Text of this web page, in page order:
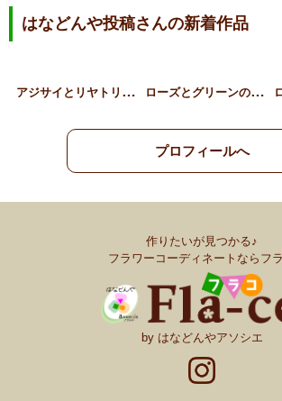
はなどんや投稿さんの新着作品
ア
ジサイとリヤトリス、草花… ロ
ーズとグリーンのギフトア…
プロフィールへ
作りたいが見つかる♪
フラワーコーディネートならフ
by はなどんやアソシエ